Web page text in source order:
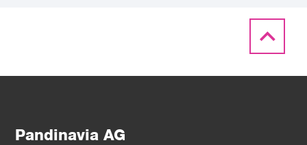
Pandinavia AG